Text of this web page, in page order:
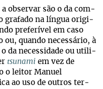
obser­var são o da com­
gra­fado na lín­gua ori­gi­
pre­fe­rí­vel em caso
quando neces­sá­rio, à
o da neces­si­dade ou uti­li­
tsu­nami em vez de
o lei­tor Manuel
ao uso de outros ter­